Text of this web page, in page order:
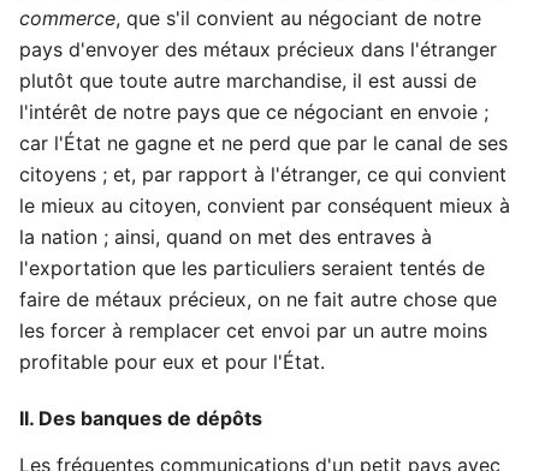
commerce, que s'il convient au négociant de notre
pays d'envoyer des métaux précieux dans l'étranger
plutôt que toute autre marchandise, il est aussi de
l'intérêt de notre pays que ce négociant en envoie ;
car l'État ne gagne et ne perd que par le canal de ses
citoyens ; et, par rapport à l'étranger, ce qui convient
le mieux au citoyen, convient par conséquent mieux à
la nation ; ainsi, quand on met des entraves à
l'exportation que les particuliers seraient tentés de
faire de métaux précieux, on ne fait autre chose que
les forcer à remplacer cet envoi par un autre moins
profitable pour eux et pour l'État.
II. Des banques de dépôts
Les fréquentes communications d'un petit pays avec